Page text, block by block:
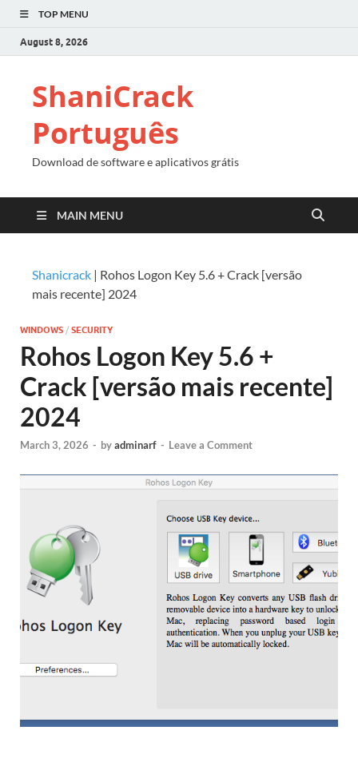
TOP MENU
August 8, 2026
ShaniCrack
Português
Download de software e aplicativos grátis
MAIN MENU
Shanicrack | Rohos Logon Key 5.6 + Crack [versão
mais recente] 2024
WINDOWS / SECURITY
Rohos Logon Key 5.6 +
Crack [versão mais recente]
2024
March 3, 2026 - byadminarf - Leave a Comment